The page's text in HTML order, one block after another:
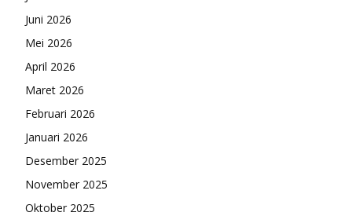
Juni 2026
Mei 2026
April 2026
Maret 2026
Februari 2026
Januari 2026
Desember 2025
November 2025
Oktober 2025